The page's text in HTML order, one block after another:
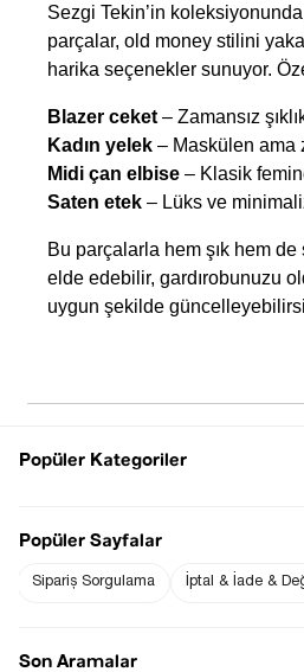
Sezgi Tekin’in
parçalar, old money stilini
harika seçenekler sunuyor.
Blazer ceket – Zamansız
Kadın yelek – Maskülen ama
Midi çan elbise – Klasik
Saten etek – Lüks ve
Bu parçalarla hem şık hem
elde edebilir, gardırobunuzu
uygun şekilde
Zamansız Şıklık İçin Old
Old money kombin
Tekin’in koleksiyonuna göz
akımına uygun harika
Popüler Kategoriler
Popüler Sayfalar
Sipariş Sorgulama İptal & İade &
Son Aramalar